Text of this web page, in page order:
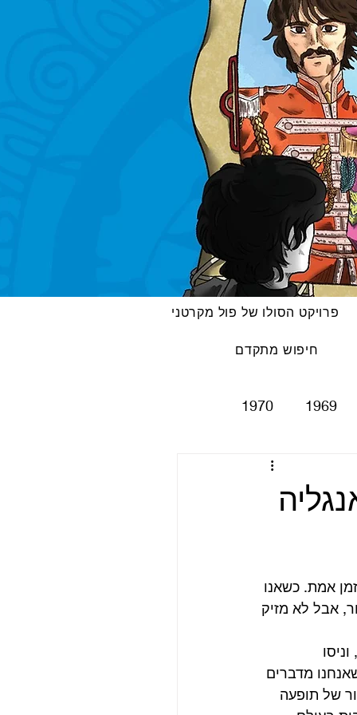
פרויקט הסולו של פול מקרטני
חיפוש מתקדם
1969
1970
Anthology
אמת. כשאנו
אבל לא מזיק
וניסו
מדברים
של תופעה